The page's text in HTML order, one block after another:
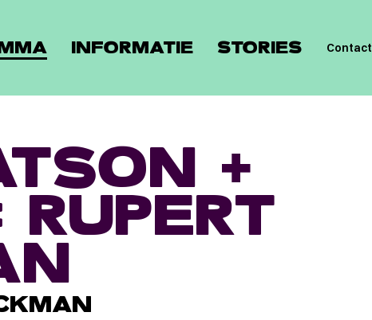
INFORMATIE STORIES Contact
+
RUPERT